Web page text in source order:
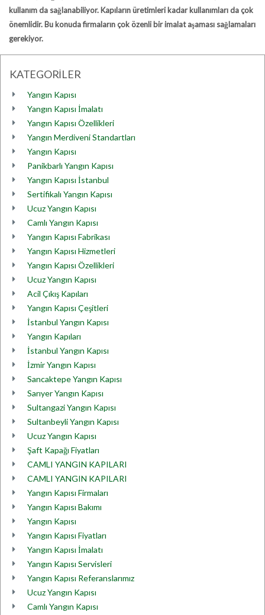
kullanım da sağlanabiliyor. Kapıların üretimleri kadar kullanımları da çok
önemlidir. Bu konuda firmaların çok özenli bir imalat aşaması sağlamaları
gerekiyor.
KATEGORİLER
Yangın Kapısı
Yangın Kapısı İmalatı
Yangın Kapısı Özellikleri
Yangın Merdiveni Standartları
Yangın Kapısı
Panikbarlı Yangın Kapısı
Yangın Kapısı İstanbul
Sertifikalı Yangın Kapısı
Ucuz Yangın Kapısı
Camlı Yangın Kapısı
Yangın Kapısı Fabrikası
Yangın Kapısı Hizmetleri
Yangın Kapısı Özellikleri
Ucuz Yangın Kapısı
Acil Çıkış Kapıları
Yangın Kapısı Çeşitleri
İstanbul Yangın Kapısı
Yangın Kapıları
İstanbul Yangın Kapısı
İzmir Yangın Kapısı
Sancaktepe Yangın Kapısı
Sarıyer Yangın Kapısı
Sultangazi Yangın Kapısı
Sultanbeyli Yangın Kapısı
Ucuz Yangın Kapısı
Şaft Kapağı Fiyatları
CAMLI YANGIN KAPILARI
CAMLI YANGIN KAPILARI
Yangın Kapısı Firmaları
Yangın Kapısı Bakımı
Yangın Kapısı
Yangın Kapısı Fiyatları
Yangın Kapısı İmalatı
Yangın Kapısı Servisleri
Yangın Kapısı Referanslarımız
Ucuz Yangın Kapısı
Camlı Yangın Kapısı